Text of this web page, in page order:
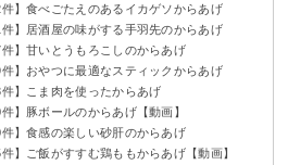
件】食べごたえのあるイカゲソからあげ
件】居酒屋の味がする手羽先のからあげ
件】甘いとうもろこしのからあげ
件】おやつに最適なスティックからあげ
】こま肉を使ったからあげ
】豚ボールのからあげ【動画】
件】食感の楽しい砂肝のからあげ
】ご飯がすすむ鶏ももからあげ【動画】